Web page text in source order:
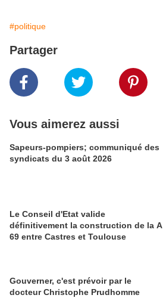
#politique
Partager
Vous aimerez aussi
Sapeurs-pompiers; communiqué des
syndicats du 3 août 2026
Le Conseil d'Etat valide
définitivement la construction de la A
69 entre Castres et Toulouse
Gouverner, c'est prévoir par le
docteur Christophe Prudhomme